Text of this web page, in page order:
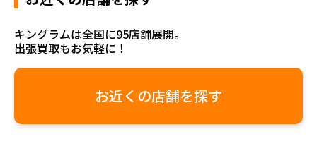
キングラムは全国に95店舗展開。
出張買取もお気軽に！
お近くの店舗を探す